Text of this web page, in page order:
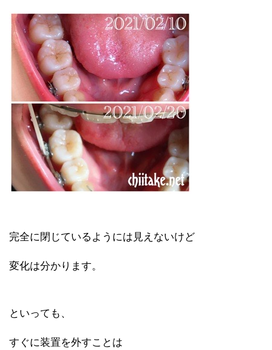
完全に閉じているようには見えないけど
変化は分かります。
といっても、
すぐに装置を外すことは